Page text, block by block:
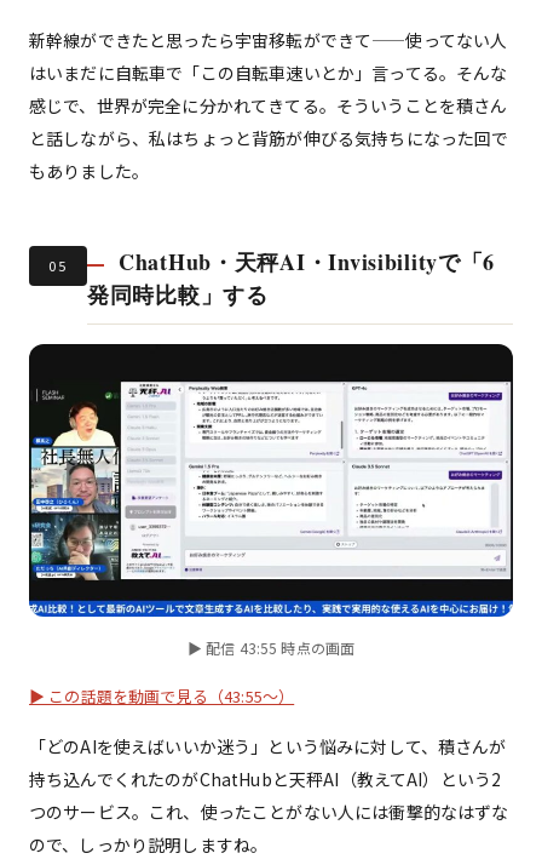
新幹線ができたと思ったら宇宙移転ができて——使ってない人
はいまだに自転車で「この自転車速いとか」言ってる。そんな
感じで、世界が完全に分かれてきてる。そういうことを積さん
と話しながら、私はちょっと背筋が伸びる気持ちになった回で
もありました。
05
ChatHub・天秤AI・Invisibilityで「6
発同時比較」する
▶ 配信 43:55 時点の画面
▶ この話題を動画で見る（43:55〜）
「どのAIを使えばいいか迷う」という悩みに対して、積さんが
持ち込んでくれたのがChatHubと天秤AI（教えてAI）という2
つのサービス。これ、使ったことがない人には衝撃的なはずな
ので、しっかり説明しますね。